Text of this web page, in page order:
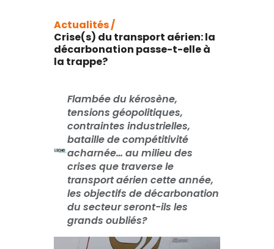
Actualités /
Crise(s) du transport aérien: la
décarbonation passe-t-elle à
la trappe?
Flambée du kérosène,
tensions géopolitiques,
contraintes industrielles,
bataille de compétitivité
acharnée… au milieu des
crises que traverse le
transport aérien cette année,
les objectifs de décarbonation
du secteur seront-ils les
grands oubliés?